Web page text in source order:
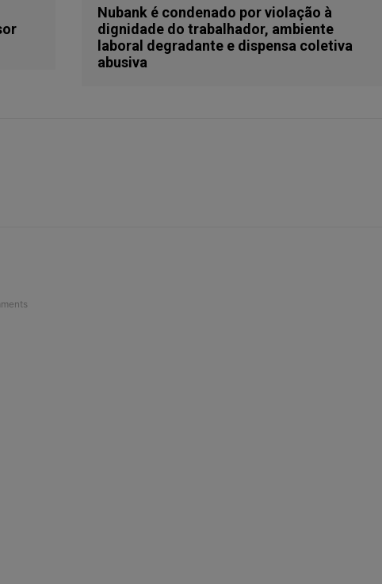
Nubank é condenado por violação à
dignidade do trabalhador, ambiente
laboral degradante e dispensa coletiva
abusiva